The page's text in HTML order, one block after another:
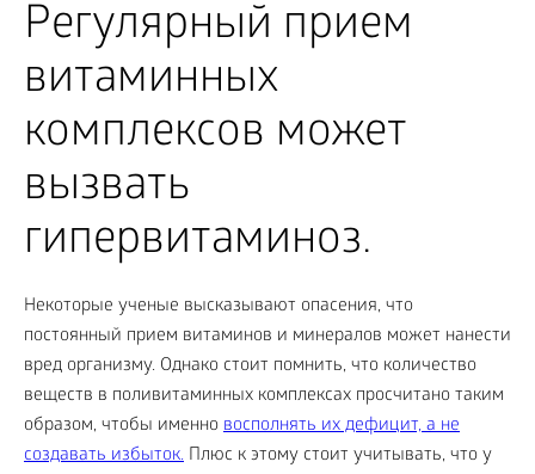
Регулярный прием
витаминных
комплексов может
вызвать
гипервитаминоз.
Некоторые ученые высказывают опасения, что
постоянный прием витаминов и минералов может нанести
вред организму. Однако стоит помнить, что количество
веществ в поливитаминных комплексах просчитано таким
образом, чтобы именно восполнять их дефицит, а не
создавать избыток. Плюс к этому стоит учитывать, что у